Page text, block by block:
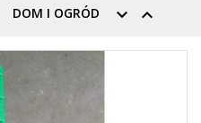
 
DOM I OGRÓD